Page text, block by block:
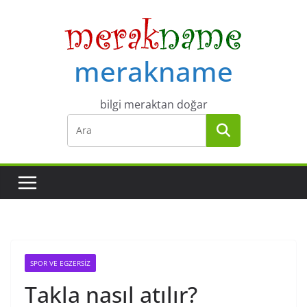
merakname
bilgi meraktan doğar
SPOR VE EGZERSIZ
Takla nasıl atılır?